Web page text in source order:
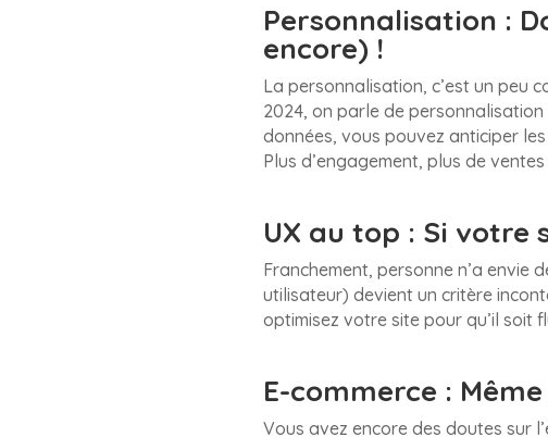
Personnalisation :
encore) !
La personnalisation, c’est un peu
2024, on parle de
données, vous pouvez anticiper
Plus d’engagement, plus de ventes
UX au top : Si votre
Franchement, personne n’a envie
utilisateur) devient un critère
optimisez votre site pour qu’il soit
E-commerce :
Vous avez encore des doutes sur